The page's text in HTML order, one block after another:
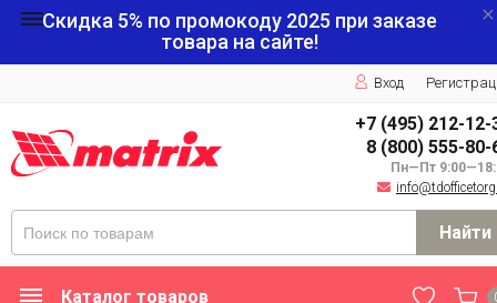
Скидка 5% по промокоду 2025 при заказе
товара на сайте!
Вход
+7 (495) 212-12-
8 (800) 555-80-
Пн—Пт
Найти
Каталог товаров